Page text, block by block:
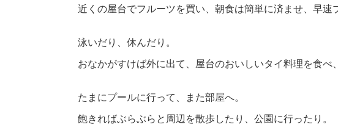
近くの屋台でフルーツを買い、朝食は簡単に済ませ、早速
泳いだり、休んだり。
おなかがすけば外に出て、屋台のおいしいタイ料理を食べ
たまにプールに行って、また部屋へ。
飽きればぶらぶらと周辺を散歩したり、公園に行ったり。